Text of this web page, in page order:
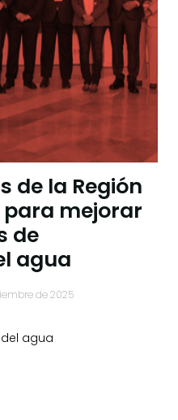
de la Región
mejorar
de
agua
de 2025
del agua